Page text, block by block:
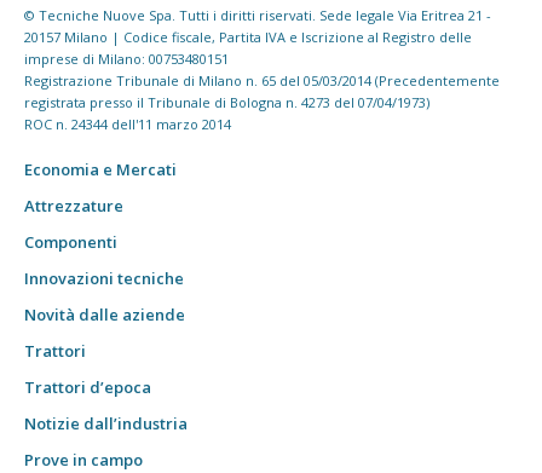
© Tecniche Nuove Spa. Tutti i diritti riservati. Sede legale Via Eritrea 21 -
20157 Milano | Codice fiscale, Partita IVA e Iscrizione al Registro delle
imprese di Milano: 00753480151
Registrazione Tribunale di Milano n. 65 del 05/03/2014 (Precedentemente
registrata presso il Tribunale di Bologna n. 4273 del 07/04/1973)
ROC n. 24344 dell'11 marzo 2014
Economia e Mercati
Attrezzature
Componenti
Innovazioni tecniche
Novità dalle aziende
Trattori
Trattori d’epoca
Notizie dall’industria
Prove in campo